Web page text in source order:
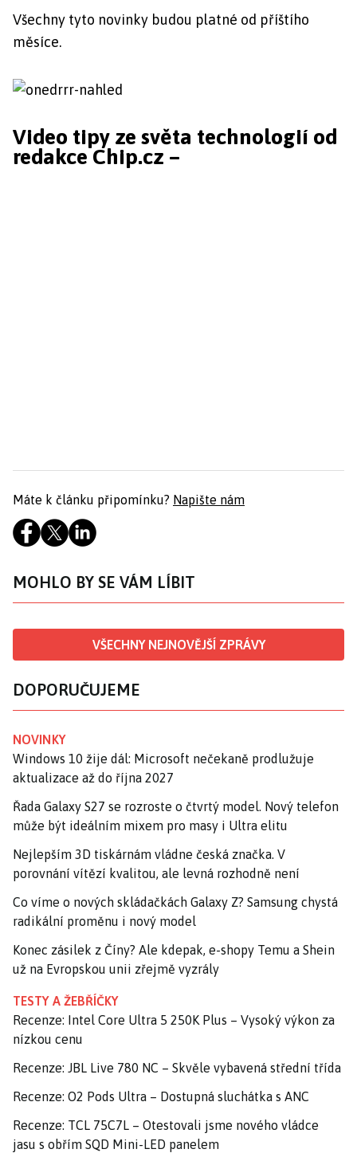
Všechny tyto novinky budou platné od příštího
měsíce.
Video tipy ze světa technologií od
redakce Chip.cz –
Máte k článku připomínku? Napište nám
MOHLO BY SE VÁM LÍBIT
VŠECHNY NEJNOVĚJŠÍ ZPRÁVY
DOPORUČUJEME
NOVINKY
Windows 10 žije dál: Microsoft nečekaně prodlužuje
aktualizace až do října 2027
Řada Galaxy S27 se rozroste o čtvrtý model. Nový telefon
může být ideálním mixem pro masy i Ultra elitu
Nejlepším 3D tiskárnám vládne česká značka. V
porovnání vítězí kvalitou, ale levná rozhodně není
Co víme o nových skládačkách Galaxy Z? Samsung chystá
radikální proměnu i nový model
Konec zásilek z Číny? Ale kdepak, e-shopy Temu a Shein
už na Evropskou unii zřejmě vyzrály
TESTY A ŽEBŘÍČKY
Recenze: Intel Core Ultra 5 250K Plus – Vysoký výkon za
nízkou cenu
Recenze: JBL Live 780 NC – Skvěle vybavená střední třída
Recenze: O2 Pods Ultra – Dostupná sluchátka s ANC
Recenze: TCL 75C7L – Otestovali jsme nového vládce
jasu s obřím SQD Mini-LED panelem